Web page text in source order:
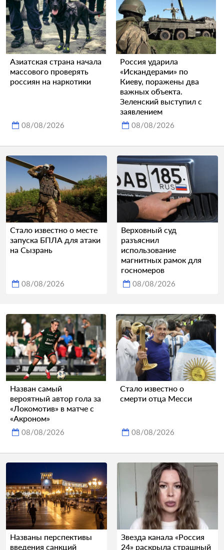
Азиатская страна начала
массового проверять
россиян на наркотики
08/08/2026
Россия ударила
«Искандерами» по
Киеву, поражены два
важных объекта.
Зеленский выступил с
заявлением
08/08/2026
Стало известно о месте
запуска БПЛА для атаки
на Сызрань
08/08/2026
Верховный суд
разъяснил
использование
магнитных рамок для
госномеров
08/08/2026
Назван самый
вероятный автор гола за
«Локомотив» в матче с
«Акроном»
08/08/2026
Стало известно о
смерти отца Месси
08/08/2026
Названы перспективы
введения санкций
Звезда канала «Россия
24» раскрыла страшный